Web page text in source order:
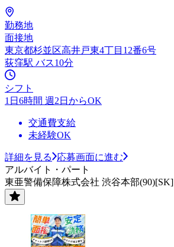
勤務地
面接地
東京都杉並区高井戸東4丁目12番6号
荻窪駅 バス10分
シフト
1日6時間 週2日からOK
交通費支給
未経験OK
詳細を見る
応募画面に進む
アルバイト・パート
東亜警備保障株式会社 渋谷本部(90)[SK]